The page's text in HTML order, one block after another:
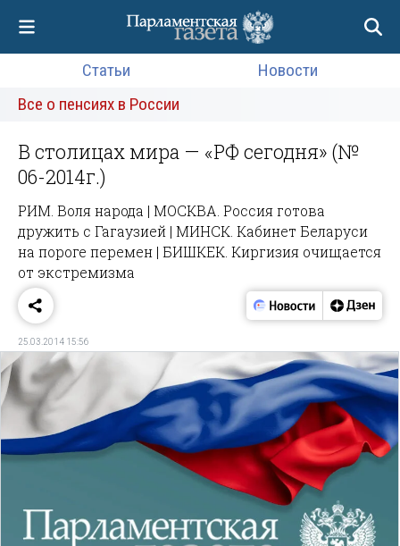
Статьи
Новости
Все о пенсиях в России
В столицах мира — «РФ сегодня» (№
06-2014г.)
РИМ. Воля народа | МОСКВА. Россия готова
дружить с Гагаузией | МИНСК. Кабинет Беларуси
на пороге перемен | БИШКЕК. Киргизия очищается
от экстремизма
25.03.2014 15:56